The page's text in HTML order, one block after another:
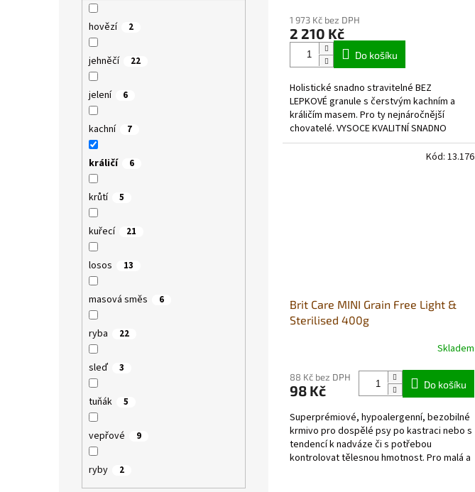
hovězí 2
jehněčí 22
jelení 6
kachní 7
králičí 6
krůtí 5
kuřecí 21
losos 13
masová směs 6
ryba 22
sleď 3
tuňák 5
vepřové 9
ryby 2
produktu
je
hvězdiček.
1 973 Kč bez DPH
2 210 Kč
Do košíku
Holistické snadno stravitelné BEZ
LEPKOVÉ granule s čerstvým kachním a
králičím masem. Pro ty nejnáročnější
chovatelé. VYSOCE KVALITNÍ SNADNO
STRAVITELNÉ KRMIVO PRO DOSPĚLÉ PSY...
Brit Care MINI Grain Free Light &
Sterilised 400g
Skladem
88 Kč bez DPH
98 Kč Do košíku
Superprémiové, hypoalergenní, bezobilné
krmivo pro dospělé psy po kastraci nebo s
tendencí k nadváze či s potřebou
kontrolovat tělesnou hmotnost. Pro malá a
Kód: 13.176